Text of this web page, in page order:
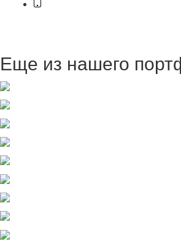
Еще из нашего